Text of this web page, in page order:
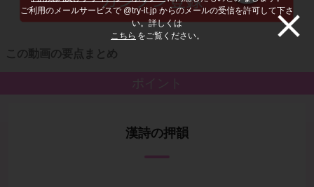
ご利用のメールサービスで @try-it.jp からのメールの受信を許可して下さ
い。詳しくは
こちら をご覧ください。
この動画の要点まとめ
ポイント
漢詩の押韻